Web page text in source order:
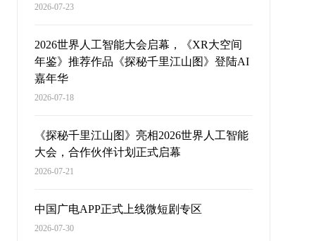
2026-07-23
2026世界人工智能大会启幕，《XR大空间
年鉴》推荐作品《探秘千里江山图》登陆AI
嘉年华
2026-07-18
《探秘千里江山图》亮相2026世界人工智能
大会，合作伙伴计划正式启幕
2026-07-21
中国广电APP正式上线微短剧专区
2026-07-30